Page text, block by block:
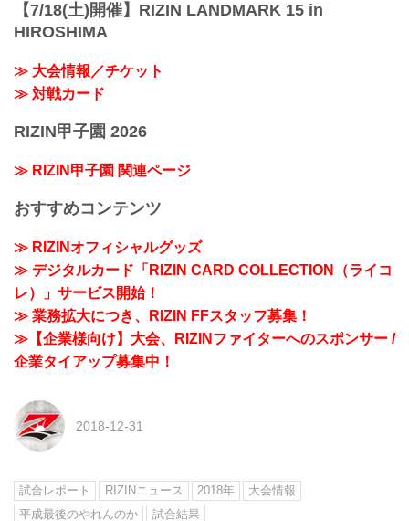
【7/18(土)開催】RIZIN LANDMARK 15 in
HIROSHIMA
≫ 大会情報／チケット
≫ 対戦カード
RIZIN甲子園 2026
≫ RIZIN甲子園 関連ページ
おすすめコンテンツ
≫ RIZINオフィシャルグッズ
≫ デジタルカード「RIZIN CARD COLLECTION（ライコ
レ）」サービス開始！
≫ 業務拡大につき、RIZIN FFスタッフ募集！
≫【企業様向け】大会、RIZINファイターへのスポンサー /
企業タイアップ募集中！
2018-12-31
試合レポート RIZINニュース 2018年
大会情報
平成最後のやれんのか
試合結果